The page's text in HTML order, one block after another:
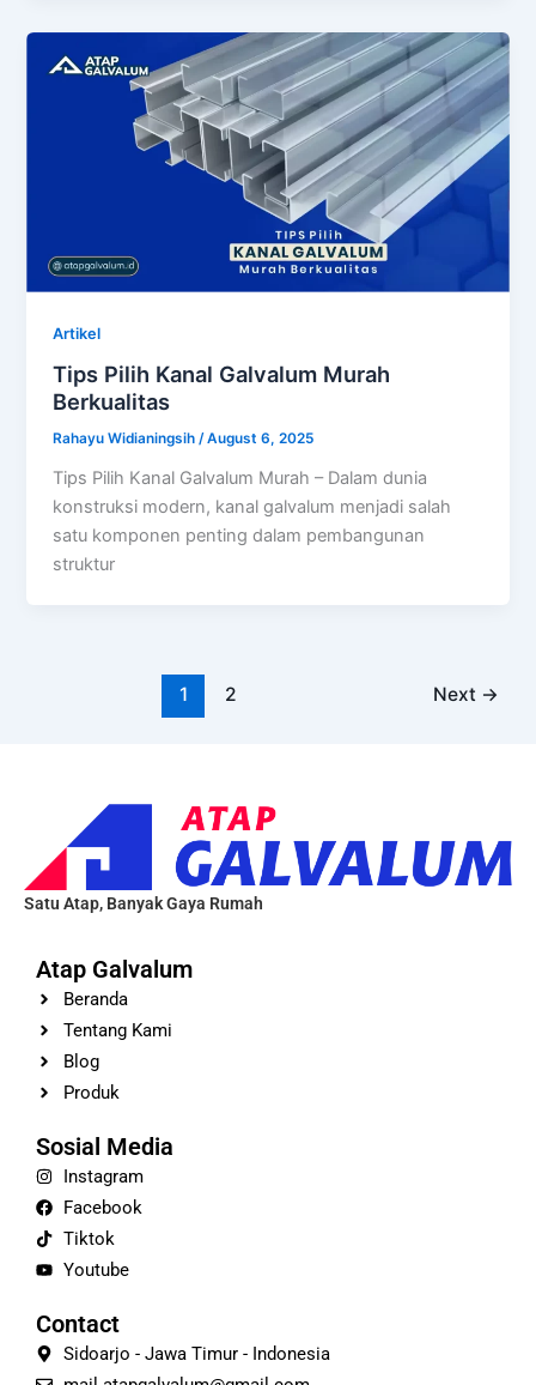
Artikel
Tips Pilih Kanal Galvalum Murah
Berkualitas
Rahayu Widianingsih/August 6, 2025
Tips Pilih Kanal Galvalum Murah – Dalam dunia
konstruksi modern, kanal galvalum menjadi salah
satu komponen penting dalam pembangunan
struktur
1 2 Next →
Satu Atap, Banyak Gaya Rumah
Atap Galvalum
Beranda
Tentang Kami
Blog
Produk
Sosial Media
Instagram
Facebook
Tiktok
Youtube
Contact
Sidoarjo - Jawa Timur - Indonesia